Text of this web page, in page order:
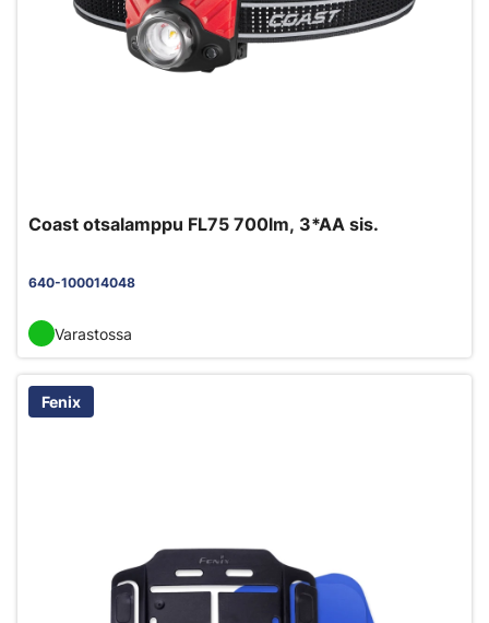
Coast otsalamppu FL75 700lm, 3*AA sis.
640-100014048
Varastossa
Fenix